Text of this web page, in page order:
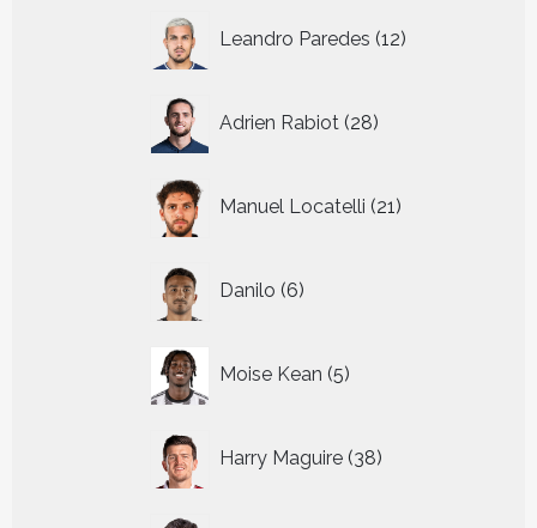
Leandro Paredes 12
producten
Adrien Rabiot 28
producten
Manuel Locatelli 21
producten
Danilo 6
producten
Moise Kean 5
producten
Harry Maguire 38
producten